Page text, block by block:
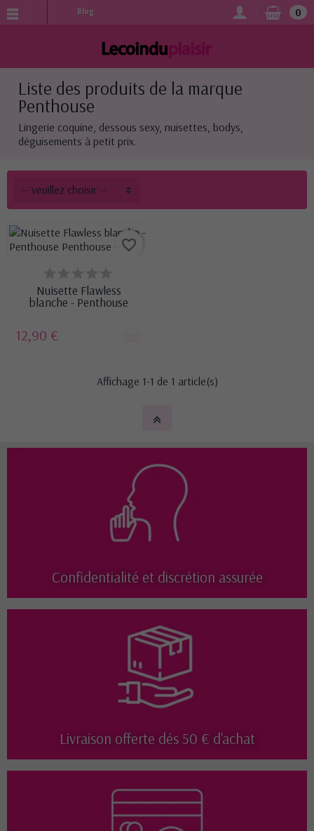
Blog 0
Liste des produits de la marque
Penthouse
Lingerie coquine, dessous sexy, nuisettes, bodys,
déguisements à petit prix.
-- veuillez choisir --
RUPTURE DE STOCK
favorite_border
Nuisette Flawless
blanche - Penthouse
12,90 €
Affichage 1-1 de 1 article(s)
Confidentialité et discrétion assurée
Livraison offerte dés 50 € d'achat